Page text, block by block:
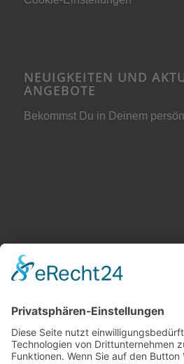
NEUIGKEITEN UND
ANGEBOTE
Bekommst Du in Deinem